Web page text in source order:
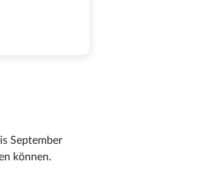
September
können.